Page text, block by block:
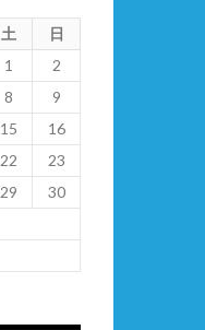
土 日
1
2
8
9
15
16
22
23
29
30